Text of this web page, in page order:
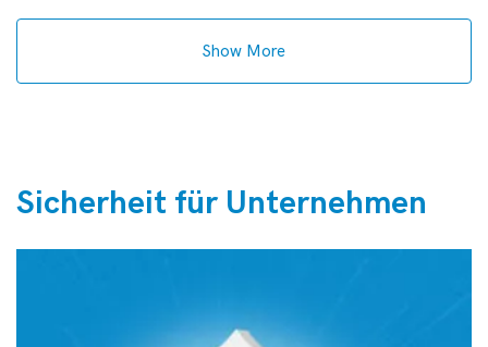
Show More
Sicherheit für Unternehmen